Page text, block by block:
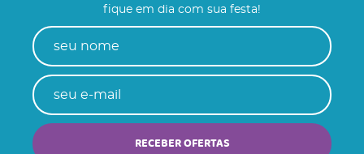
fique em dia com sua festa!
RECEBER OFERTAS